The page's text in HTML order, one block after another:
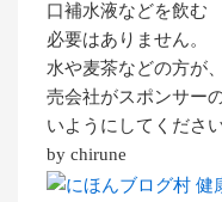
口補水液などを飲む
必要はありません。
水や麦茶などの方が
売会社がスポンサー
いようにしてください
by chirune